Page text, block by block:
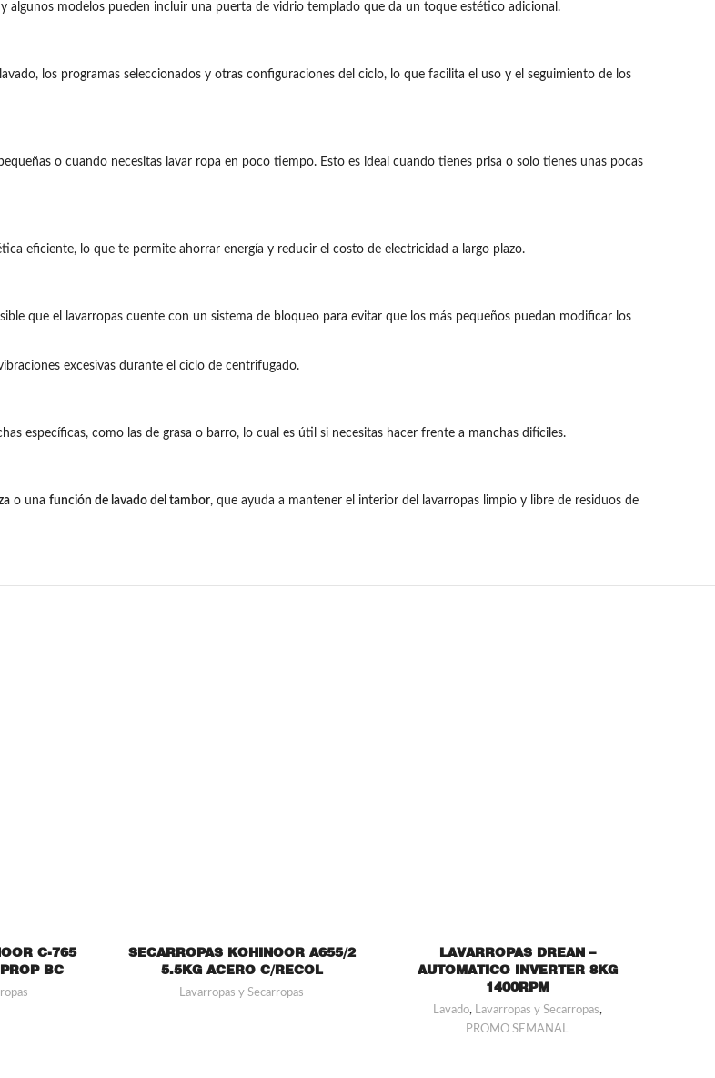
algunos modelos pueden incluir una puerta de vidrio templado que da un toque estético adicional.
los programas seleccionados y otras configuraciones del ciclo, lo que facilita el uso y el seguimiento de los
o cuando necesitas lavar ropa en poco tiempo. Esto es ideal cuando tienes prisa o solo tienes unas pocas
eficiente, lo que te permite ahorrar energía y reducir el costo de electricidad a largo plazo.
que el lavarropas cuente con un sistema de bloqueo para evitar que los más pequeños puedan modificar los
excesivas durante el ciclo de centrifugado.
específicas, como las de grasa o barro, lo cual es útil si necesitas hacer frente a manchas difíciles.
o una función de lavado del tambor, que ayuda a mantener el interior del lavarropas limpio y libre de residuos de
C-765
BC
SECARROPAS KOHINOOR A655/2
5.5KG ACERO C/RECOL
Lavarropas y Secarropas
LAVARROPAS DREAN –
AUTOMATICO INVERTER 8KG
1400RPM
Lavado, Lavarropas y Secarropas,
PROMO SEMANAL